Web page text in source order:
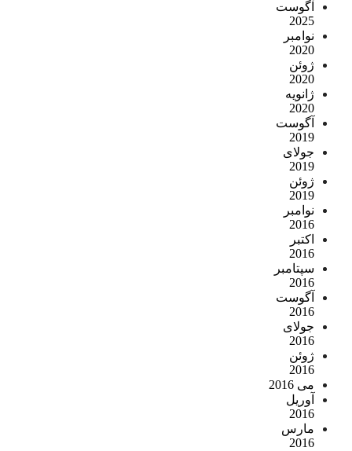
آگوست
2025
نوامبر
2020
ژوئن
2020
ژانویه
2020
آگوست
2019
جولای
2019
ژوئن
2019
نوامبر
2016
اکتبر
2016
سپتامبر
2016
آگوست
2016
جولای
2016
ژوئن
2016
می 2016
آوریل
2016
مارس
2016